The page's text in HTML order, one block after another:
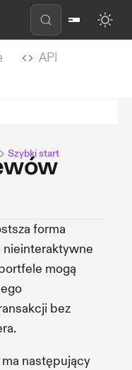
API
Szybki start
forma
nieinteraktywne
mogą
bez
następujący